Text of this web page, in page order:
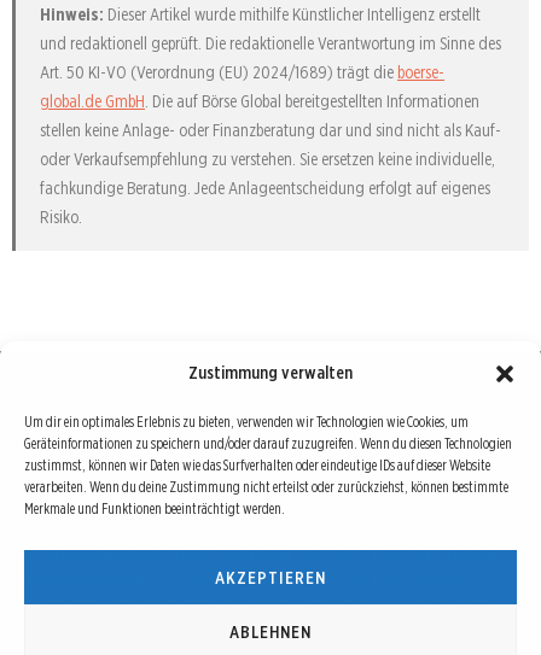
Zustimmung verwalten
Um dir ein optimales Erlebnis zu bieten, verwenden wir Technologien wie Cookies, um
Geräteinformationen zu speichern und/oder darauf zuzugreifen. Wenn du diesen Technologien
zustimmst, können wir Daten wie das Surfverhalten oder eindeutige IDs auf dieser Website
verarbeiten. Wenn du deine Zustimmung nicht erteilst oder zurückziehst, können bestimmte
Merkmale und Funktionen beeinträchtigt werden.
AKZEPTIEREN
ABLEHNEN
Hinweis: Dieser Artikel wurde mithilfe Künstlicher Intelligenz erstellt
und redaktionell geprüft. Die redaktionelle Verantwortung im Sinne des
Art. 50 KI-VO (Verordnung (EU) 2024/1689) trägt die boerse-
global.de GmbH . Die auf Börse Global bereitgestellten Informationen
stellen keine Anlage- oder Finanzberatung dar und sind nicht als Kauf-
oder Verkaufsempfehlung zu verstehen. Sie ersetzen keine individuelle,
fachkundige Beratung. Jede Anlageentscheidung erfolgt auf eigenes
Risiko.
Börse : lokal, international, global
Erfolgreiche Börsengeschäfte bedingen vor allem drei Dinge: Verlässliche Informationen,
richtige Interpretationen und unabhängige Informationsquellen. Diese drei Bausteine sind
auch die redaktionelle Leitlinie von Börse Global.
Hinter Börse Global steht ein Team von erfahrenen Finanzjournalisten, die zum Teil schon
seit Jahrzehnten Börse in all ihren Facetten leben und mit diesem Internetprojekt
interessierten Lesern und Investoren ein Angebot machen wollen, sich über spannende
Entwicklungen, Tendenzen, Chancen und Risiken von Börsen-Investments zu informieren.